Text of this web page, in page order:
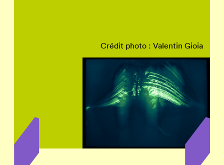
Crédit photo : Valentin Gioia